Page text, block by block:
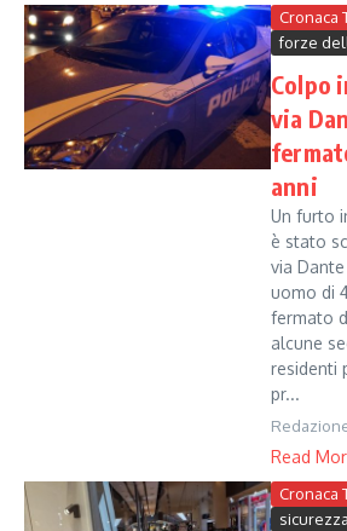
Cronaca
forze
Colpo
via
anni
Un furto
è stato
via
uomo di
fermato
alcune
residenti
pr...
Read
Cronaca
sicurezza